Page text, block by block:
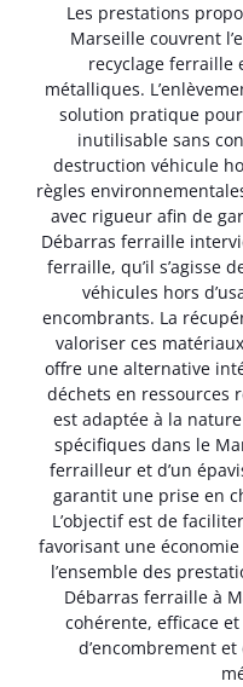
Les prestations
Marseille couvrent
recyclage ferraille
métalliques.
solution pratique
inutilisable sans
destruction véhicule
règles
avec rigueur afin de
Débarras ferraille
ferraille, qu’il s’agisse
véhicules hors
encombrants. La
valoriser ces
offre une alternative
déchets en ressources
est adaptée à la
spécifiques dans le
ferrailleur et d’un
garantit une prise en
L’objectif est de
favorisant une
l’ensemble des
Débarras ferraille à
cohérente, efficace
d’encombrement